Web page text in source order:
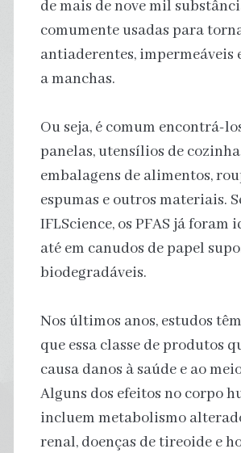
de mais de nove mil
comumente usadas para
antiaderentes, impermeáveis
a manchas.
Ou seja, é comum encontrá-
panelas, utensílios de
embalagens de alimentos,
espumas e outros materiais.
IFLScience, os PFAS já foram
até em canudos de papel
biodegradáveis.
Nos últimos anos, estudos
que essa classe de produtos
causa danos à saúde e ao
Alguns dos efeitos no corpo
incluem metabolismo
renal, doenças de tireoide e